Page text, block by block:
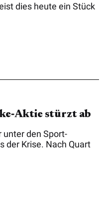
dies heute ein Stück
stürzt ab
unter den Sport-
der Krise. Nach Quart